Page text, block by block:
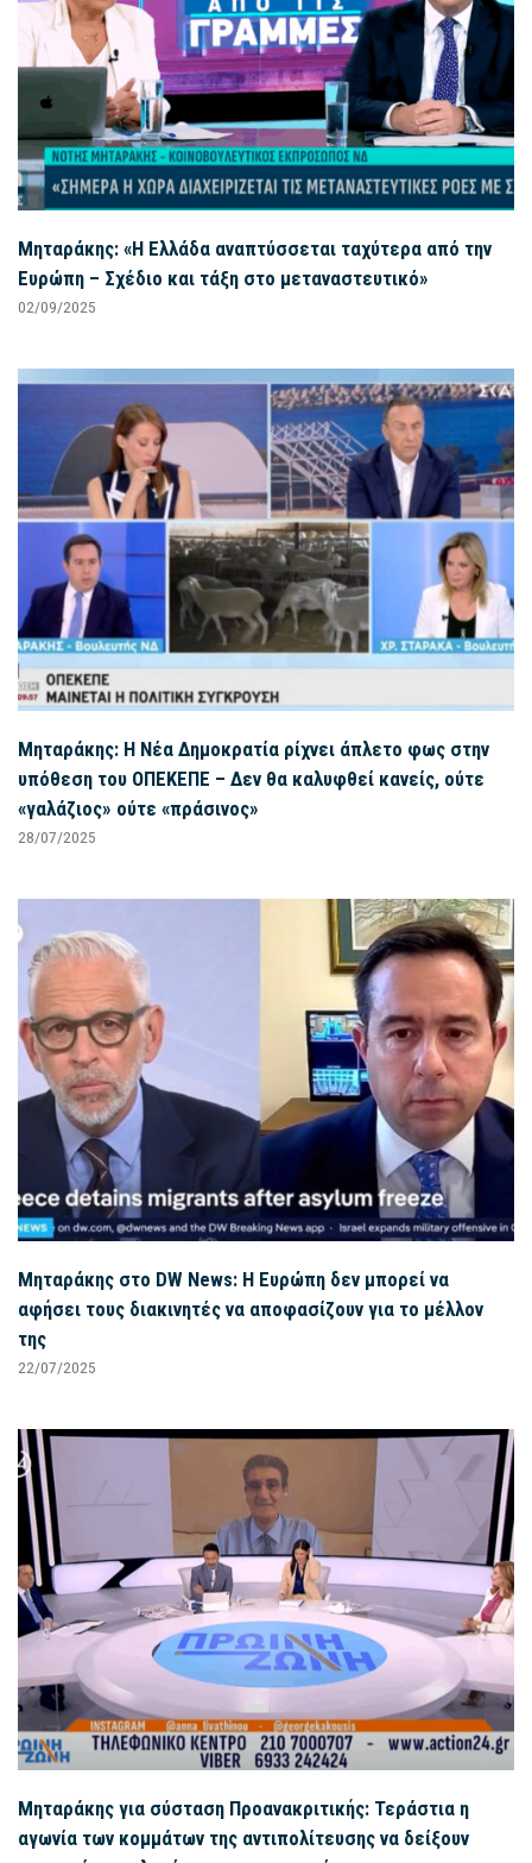
Μηταράκης: «Η Ελλάδα αναπτύσσεται ταχύτερα από την
Ευρώπη – Σχέδιο και τάξη στο μεταναστευτικό»
02/09/2025
Μηταράκης: Η Νέα Δημοκρατία ρίχνει άπλετο φως στην
υπόθεση του ΟΠΕΚΕΠΕ – Δεν θα καλυφθεί κανείς, ούτε
«γαλάζιος» ούτε «πράσινος»
28/07/2025
Μηταράκης στο DW News: Η Ευρώπη δεν μπορεί να
αφήσει τους διακινητές να αποφασίζουν για το μέλλον
της
22/07/2025
Μηταράκης για σύσταση Προανακριτικής: Τεράστια η
αγωνία των κομμάτων της αντιπολίτευσης να δείξουν